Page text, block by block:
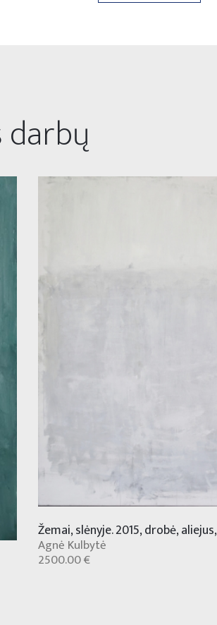
Žemai, slėnyje. 2015, drobė,
Agnė Kulbytė
2500.00 €